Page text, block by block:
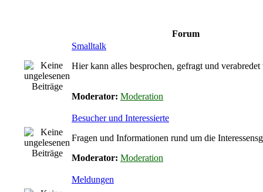
Forum
Smalltalk
Hier kann alles besprochen, gefragt und verabredet
Moderator: Moderation
Besucher und Interessierte
Fragen und Informationen rund um die
Moderator: Moderation
Meldungen